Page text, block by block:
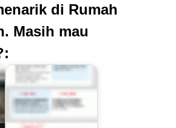
di Rumah
Masih mau